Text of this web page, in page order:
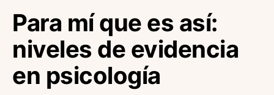
Para mí que es así:
niveles de evidencia
en psicología